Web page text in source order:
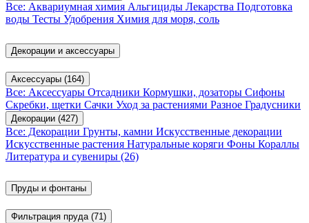
Все: Аквариумная химия Альгициды Лекарства Подготовка
воды Тесты Удобрения Химия для моря, соль
Декорации и аксессуары
Аксессуары (164)
Все: Аксессуары Отсадники Кормушки, дозаторы Сифоны
Скребки, щетки Сачки Уход за растениями Разное Градусники
Декорации (427)
Все: Декорации Грунты, камни Искусственные декорации
Искусственные растения Натуральные коряги Фоны Кораллы
Литература и сувениры (26)
Пруды и фонтаны
Фильтрация пруда (71)